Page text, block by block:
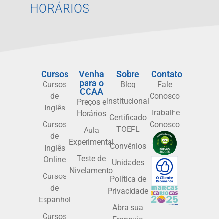
HORÁRIOS
Cursos
Cursos
de
Inglês
Cursos
de
Inglês
Online
Cursos
de
Espanhol
Cursos
Venha
para o
CCAA
Preços e
Horários
Aula
Experimental
Teste de
Nivelamento
Sobre
Blog
Institucional
Certificado
TOEFL
Convênios
Unidades
Política de
Privacidade
Abra sua
Contato
Fale
Conosco
Trabalhe
Conosco